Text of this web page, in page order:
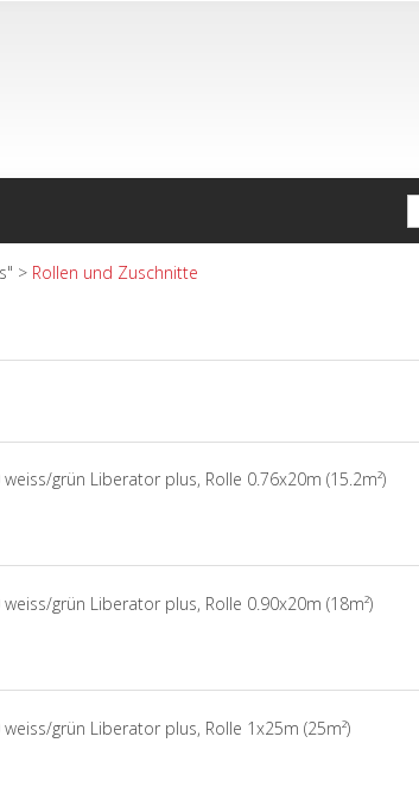
> Rollen und Zuschnitte
grün Liberator plus, Rolle 0.76x20m (15.2m²)
grün Liberator plus, Rolle 0.90x20m (18m²)
grün Liberator plus, Rolle 1x25m (25m²)